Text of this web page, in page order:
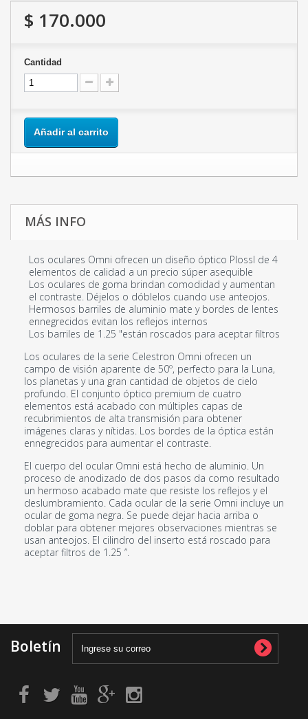
$ 170.000
Cantidad
Añadir al carrito
MÁS INFO
Los oculares Omni ofrecen un diseño óptico Plossl de 4
elementos de calidad a un precio súper asequible
Los oculares de goma brindan comodidad y aumentan
el contraste. Déjelos o dóblelos cuando use anteojos.
Hermosos barriles de aluminio mate y bordes de lentes
ennegrecidos evitan los reflejos internos
Los barriles de 1.25 "están roscados para aceptar filtros
Los oculares de la serie Celestron Omni ofrecen un
campo de visión aparente de 50º, perfecto para la Luna,
los planetas y una gran cantidad de objetos de cielo
profundo. El conjunto óptico premium de cuatro
elementos está acabado con múltiples capas de
recubrimientos de alta transmisión para obtener
imágenes claras y nítidas. Los bordes de la óptica están
ennegrecidos para aumentar el contraste.
El cuerpo del ocular Omni está hecho de aluminio. Un
proceso de anodizado de dos pasos da como resultado
un hermoso acabado mate que resiste los reflejos y el
deslumbramiento. Cada ocular de la serie Omni incluye un
ocular de goma negra. Se puede dejar hacia arriba o
doblar para obtener mejores observaciones mientras se
usan anteojos El cilindro del inserto está roscado para
aceptar filtros de 1.25 ”.
Boletín